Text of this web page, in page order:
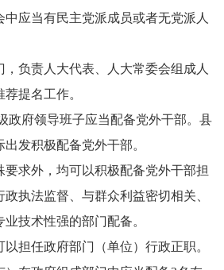
应当有民主党派成员或者无党派人
负责人大代表、人大常委会组成人
提名工作。
政府领导班子应当配备党外干部。县
发积极配备党外干部。
要求外，均可以积极配备党外干部担
执法监督、与群众利益密切相关、
技术性强的部门配备。
担任政府部门（单位）行政正职。